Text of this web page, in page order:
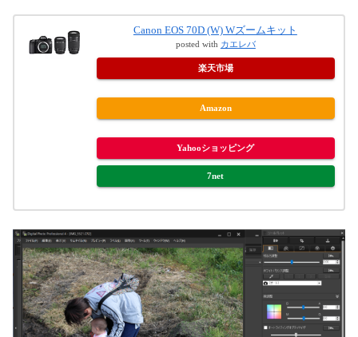
Canon EOS 70D (W) Wズームキット
posted with カエレバ
楽天市場
Amazon
Yahooショッピング
7net